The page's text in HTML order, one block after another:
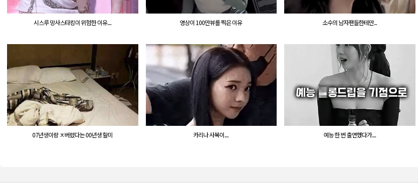
시스루 망사스타킹이 위험한 이유.... 영상이 100만뷰를 찍은 이유 소수의 남자팬들한테만...
07년생이랑 ㅈ버렸다는 00년생 할미 카리나 사복이.... 예능 한 번 출연했다가....